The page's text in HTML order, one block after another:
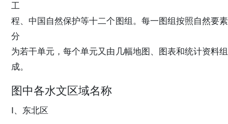
工
程、中国自然保护等十二个图组。每一图组按照自然要素
分
为若干单元，每个单元又由几幅地图、图表和统计资料组
成。
图中各水文区域名称
Ⅰ、东北区